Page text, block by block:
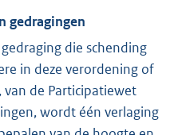
gedragingen
gedraging die schending
in deze verordening of
de Participatiewet
wordt één verlaging